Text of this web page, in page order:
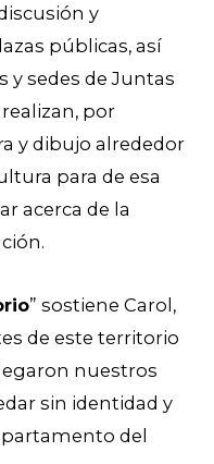
y
públicas, así
y sedes de Juntas
por
y dibujo alrededor
para de esa
acerca de la
” sostiene Carol,
de este territorio
nuestros
sin identidad y
del